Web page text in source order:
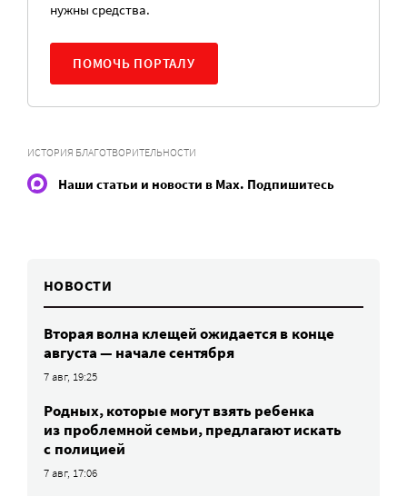
нужны средства.
ПОМОЧЬ ПОРТАЛУ
ИСТОРИЯ БЛАГОТВОРИТЕЛЬНОСТИ
Наши статьи и новости в Max. Подпишитесь
НОВОСТИ
Вторая волна клещей ожидается в конце
августа — начале сентября
7 авг, 19:25
Родных, которые могут взять ребенка
из проблемной семьи, предлагают искать
с полицией
7 авг, 17:06